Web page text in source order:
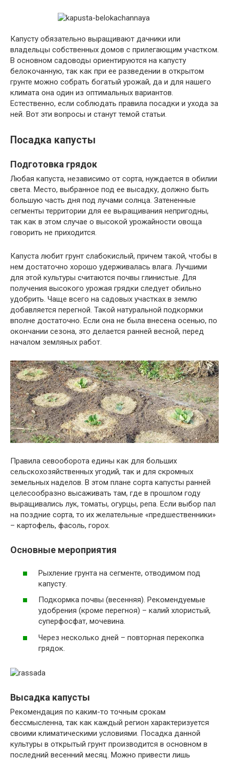
Капусту обязательно выращивают дачники или
владельцы собственных домов с прилегающим участком.
В основном садоводы ориентируются на капусту
белокочанную, так как при ее разведении в открытом
грунте можно собрать богатый урожай, да и для нашего
климата она один из оптимальных вариантов.
Естественно, если соблюдать правила посадки и ухода за
ней. Вот эти вопросы и станут темой статьи.
Посадка капусты
Подготовка грядок
Любая капуста, независимо от сорта, нуждается в обилии
света. Место, выбранное под ее высадку, должно быть
большую часть дня под лучами солнца. Затененные
сегменты территории для ее выращивания непригодны,
так как в этом случае о высокой урожайности овоща
говорить не приходится.
Капуста любит грунт слабокислый, причем такой, чтобы в
нем достаточно хорошо удерживалась влага. Лучшими
для этой культуры считаются почвы глинистые. Для
получения высокого урожая грядки следует обильно
удобрить. Чаще всего на садовых участках в землю
добавляется перегной. Такой натуральной подкормки
вполне достаточно. Если она не была внесена осенью, по
окончании сезона, это делается ранней весной, перед
началом земляных работ.
Правила севооборота едины как для больших
сельскохозяйственных угодий, так и для скромных
земельных наделов. В этом плане сорта капусты ранней
целесообразно высаживать там, где в прошлом году
выращивались лук, томаты, огурцы, репа. Если выбор пал
на поздние сорта, то их желательные «предшественники»
– картофель, фасоль, горох.
Основные мероприятия
Рыхление грунта на сегменте, отводимом под
капусту.
Подкормка почвы (весенняя). Рекомендуемые
удобрения (кроме перегноя) – калий хлористый,
суперфосфат, мочевина.
Через несколько дней – повторная перекопка
грядок.
Высадка капусты
Рекомендация по каким-то точным срокам
бессмысленна, так как каждый регион характеризуется
своими климатическими условиями. Посадка данной
культуры в открытый грунт производится в основном в
последний весенний месяц. Можно привести лишь